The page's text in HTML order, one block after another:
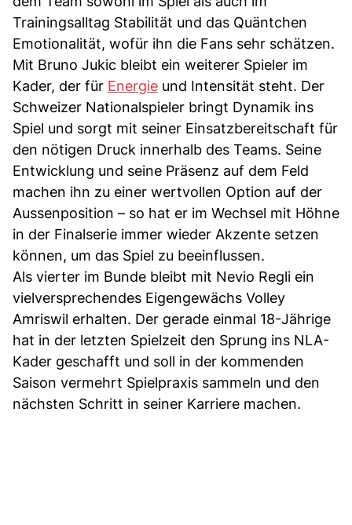
Trainingsalltag Stabilität und das Quäntchen
Emotionalität, wofür ihn die Fans sehr schätzen.
Mit Bruno Jukic bleibt ein weiterer Spieler im
Kader, der für Energie und Intensität steht. Der
Schweizer Nationalspieler bringt Dynamik ins
Spiel und sorgt mit seiner Einsatzbereitschaft für
den nötigen Druck innerhalb des Teams. Seine
Entwicklung und seine Präsenz auf dem Feld
machen ihn zu einer wertvollen Option auf der
Aussenposition – so hat er im Wechsel mit Höhne
in der Finalserie immer wieder Akzente setzen
können, um das Spiel zu beeinflussen.
Als vierter im Bunde bleibt mit Nevio Regli ein
vielversprechendes Eigengewächs Volley
Amriswil erhalten. Der gerade einmal 18-Jährige
hat in der letzten Spielzeit den Sprung ins NLA-
Kader geschafft und soll in der kommenden
Saison vermehrt Spielpraxis sammeln und den
nächsten Schritt in seiner Karriere machen.